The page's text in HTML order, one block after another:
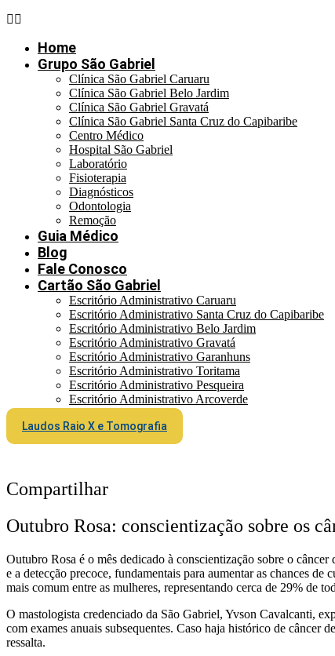
Home
Grupo São Gabriel
Clínica São Gabriel Caruaru
Clínica São Gabriel Belo Jardim
Clínica São Gabriel Gravatá
Clínica São Gabriel Santa Cruz do Capibaribe
Centro Médico
Hospital São Gabriel
Laboratório
Fisioterapia
Diagnósticos
Odontologia
Remoção
Guia Médico
Blog
Fale Conosco
Cartão São Gabriel
Escritório Administrativo Caruaru
Escritório Administrativo Santa Cruz do Capibaribe
Escritório Administrativo Belo Jardim
Escritório Administrativo Gravatá
Escritório Administrativo Garanhuns
Escritório Administrativo Toritama
Escritório Administrativo Pesqueira
Escritório Administrativo Arcoverde
Laudos Raio X e Tomografia
Compartilhar
Outubro Rosa: conscientização sobre os
Outubro Rosa é o mês dedicado à conscientização sobre o
e a detecção precoce, fundamentais para aumentar as chances
mais comum entre as mulheres, representando cerca de 29% de
O mastologista credenciado da São Gabriel, Yvson Cavalcanti,
com exames anuais subsequentes. Caso haja histórico de câncer
ressalta.